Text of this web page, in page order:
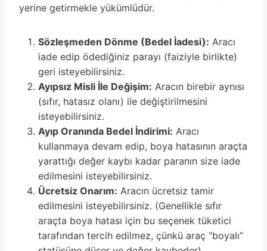
yerine getirmekle yükümlüdür.
Sözleşmeden Dönme (Bedel İadesi): Aracı
iade edip ödediğiniz parayı (faiziyle birlikte)
geri isteyebilirsiniz.
Ayıpsız Misli İle Değişim: Aracın birebir aynısı
(sıfır, hatasız olanı) ile değiştirilmesini
isteyebilirsiniz.
Ayıp Oranında Bedel İndirimi: Aracı
kullanmaya devam edip, boya hatasının araçta
yarattığı değer kaybı kadar paranın size iade
edilmesini isteyebilirsiniz.
Ücretsiz Onarım: Aracın ücretsiz tamir
edilmesini isteyebilirsiniz. (Genellikle sıfır
araçta boya hatası için bu seçenek tüketici
tarafından tercih edilmez, çünkü araç “boyalı”